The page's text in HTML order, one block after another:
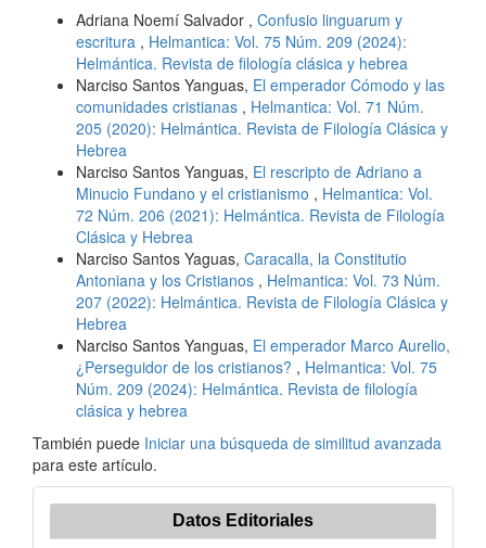
Adriana Noemí Salvador , Confusio linguarum y
escritura , Helmantica: Vol. 75 Núm. 209 (2024):
Helmántica. Revista de filología clásica y hebrea
Narciso Santos Yanguas, El emperador Cómodo y las
comunidades cristianas , Helmantica: Vol. 71 Núm.
205 (2020): Helmántica. Revista de Filología Clásica y
Hebrea
Narciso Santos Yanguas, El rescripto de Adriano a
Minucio Fundano y el cristianismo , Helmantica: Vol.
72 Núm. 206 (2021): Helmántica. Revista de Filología
Clásica y Hebrea
Narciso Santos Yaguas, Caracalla, la Constitutio
Antoniana y los Cristianos , Helmantica: Vol. 73 Núm.
207 (2022): Helmántica. Revista de Filología Clásica y
Hebrea
Narciso Santos Yanguas, El emperador Marco Aurelio,
¿Perseguidor de los cristianos? , Helmantica: Vol. 75
Núm. 209 (2024): Helmántica. Revista de filología
clásica y hebrea
También puede Iniciar una búsqueda de similitud avanzada
para este artículo.
Datos Editoriales